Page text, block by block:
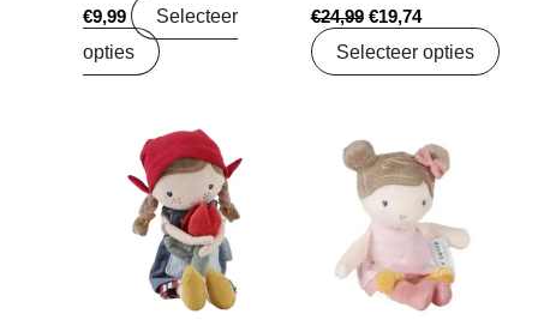
€9,99
Selecteer
opties
€24,99 €19,74
Selecteer opties
Oorspronkelijke
prijs
was:
€24,99.
Huidige
prijs
is:
€19,74.
prijs
was:
€7,99.
prijs
is:
€6,31.